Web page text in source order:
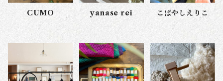
CUMO yanase rei こばやしえりこ